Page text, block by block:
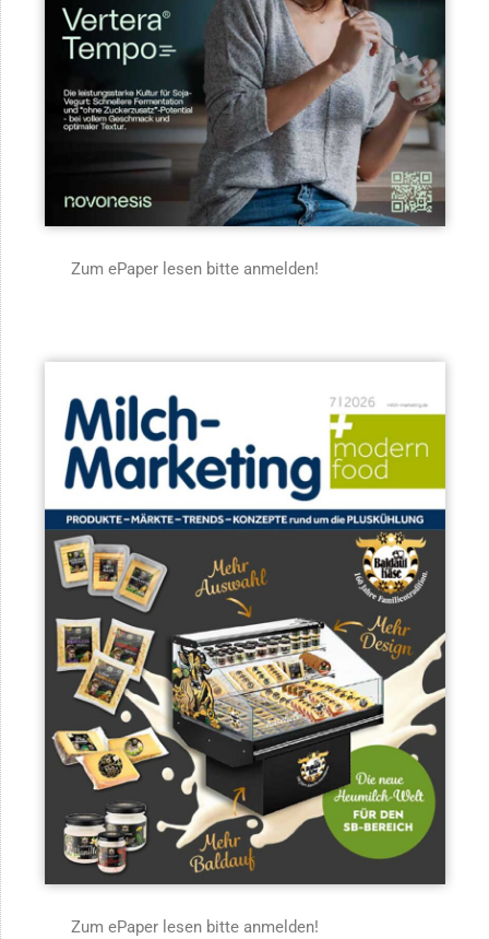
Zum ePaper lesen bitte anmelden!
Zum ePaper lesen bitte anmelden!